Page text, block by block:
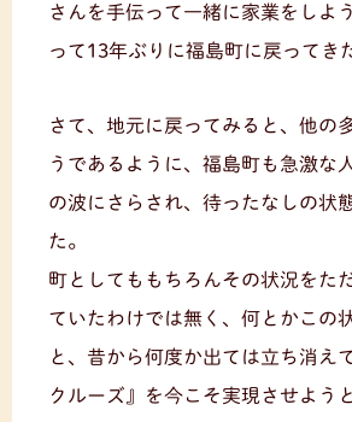
さんを手伝って一緒に家業をしよ
って13年ぶりに福島町に戻ってき
さて、地元に戻ってみると、他の
うであるように、福島町も急激な
の波にさらされ、待ったなしの状
た。
町としてももちろんその状況をた
ていたわけでは無く、何とかこの
と、昔から何度か出ては立ち消え
クルーズ』を今こそ実現させよう